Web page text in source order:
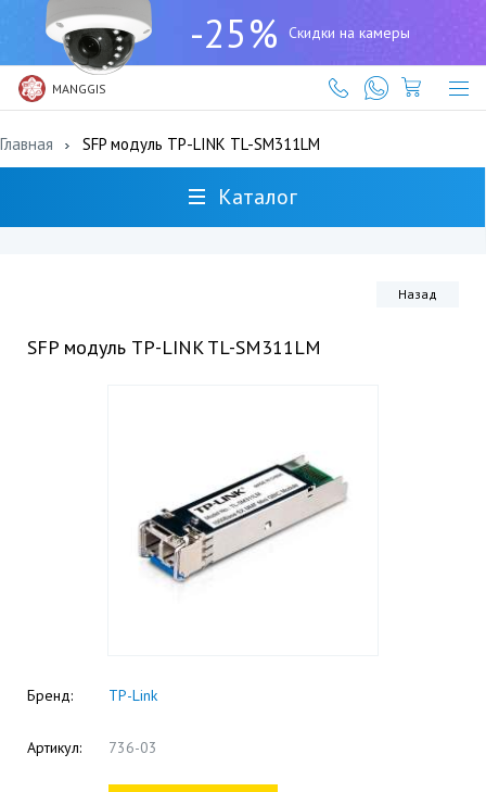
-25% Скидки на камеры
MANGGIS
(727)
317-
61-
61
Главная SFP модуль TP-LINK TL-SM311LM
Каталог
Назад
SFP модуль TP-LINK TL-SM311LM
Бренд: TP-Link
Артикул: 736-03